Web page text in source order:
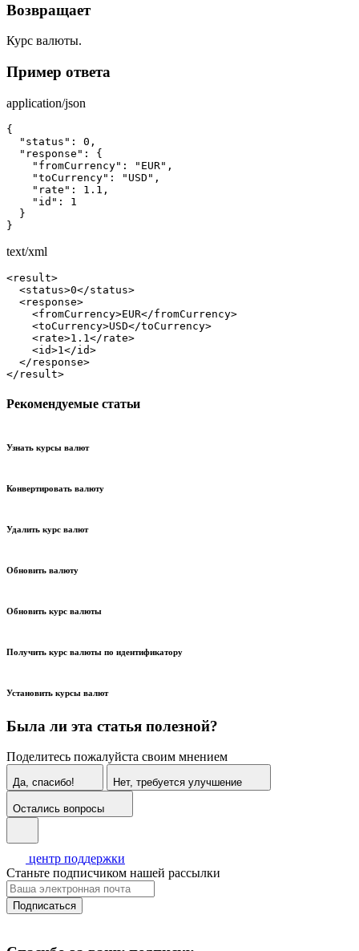
Возвращает
Курс валюты.
Пример ответа
application/json
{
  "status": 0,
  "response": {
    "fromCurrency": "EUR",
    "toCurrency": "USD",
    "rate": 1.1,
    "id": 1
  }
}
text/xml
<result>
  <status>0</status>
  <response>
    <fromCurrency>EUR</fromCurrency>
    <toCurrency>USD</toCurrency>
    <rate>1.1</rate>
    <id>1</id>
  </response>
</result>
Рекомендуемые статьи
Узнать курсы валют
Конвертировать валюту
Удалить курс валют
Обновить валюту
Обновить курс валюты
Получить курс валюты по идентификатору
Установить курсы валют
Была ли эта статья полезной?
Поделитесь пожалуйста своим мнением
Да, спасибо! Нет, требуется улучшение
Остались вопросы
центр поддержки
Станьте подписчиком нашей рассылки
Подписаться